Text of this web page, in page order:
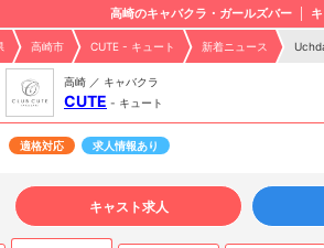
高崎のキャバクラ・ガールズバー
高崎市 CUTE - キュート 新着ニュース
高崎 ／ キャバクラ
CUTE - キュート
適格対応 求人情報あり
キャスト求人